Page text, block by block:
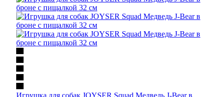
Игрушка для собак JOYSER Squad Медведь J-Bear в